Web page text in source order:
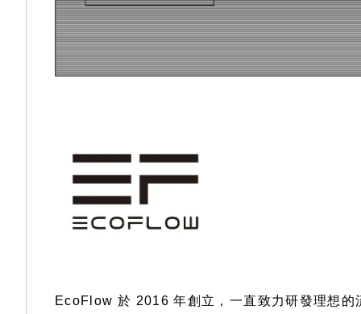
EcoFlow 於 2016 年創立，一直致力研發理想